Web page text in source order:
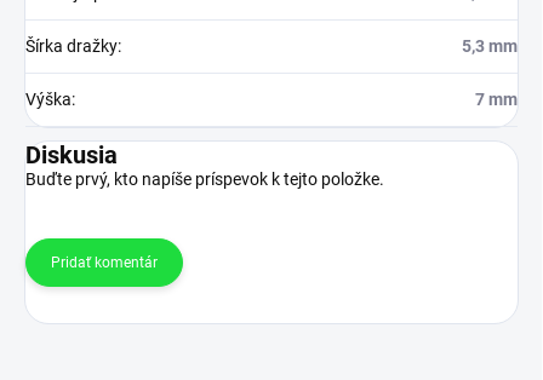
Šírka dražky: 5,3 mm
Výška: 7 mm
Diskusia
Buďte prvý, kto napíše príspevok k tejto položke.
Pridať komentár